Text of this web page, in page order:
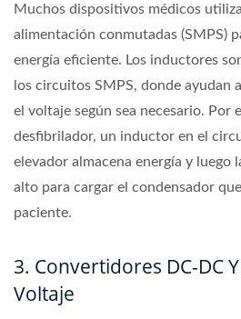
Muchos dispositivos médicos
alimentación conmutadas (SMPS)
energía eficiente. Los inductores
los circuitos SMPS, donde ayudan
el voltaje según sea necesario. Por
desfibrilador, un inductor en el
elevador almacena energía y luego
alto para cargar el condensador
paciente.
3. Convertidores DC-DC
Voltaje